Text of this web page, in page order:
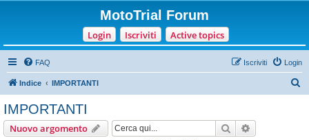
MotoTrial Forum
Login Iscriviti Active topics
FAQ Login
Iscriviti
Indice IMPORTANTI
IMPORTANTI
Nuovo argomento Cerca